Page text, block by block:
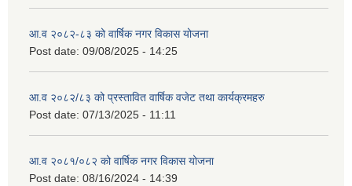
आ.व २०८२-८३ को वार्षिक नगर विकास योजना
Post date: 09/08/2025 - 14:25
आ.व २०८२/८३ को प्रस्तावित वार्षिक वजेट तथा कार्यक्रमहरु
Post date: 07/13/2025 - 11:11
आ.व २०८१/०८२ को वार्षिक नगर विकास योजना
Post date: 08/16/2024 - 14:39